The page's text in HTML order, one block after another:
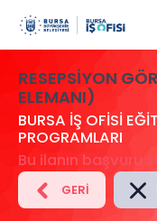
RESEPSIYON
ELEMANI)
BURSA İŞ OFİSİ
PROGRAMLARI
Bu ilanın başvuru
GERI